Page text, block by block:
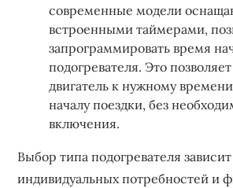
современные модели
встроенными таймерами,
запрограммировать время
подогревателя. Это
двигатель к нужному
началу поездки, без
включения.
Выбор типа подогревателя
индивидуальных потребностей и